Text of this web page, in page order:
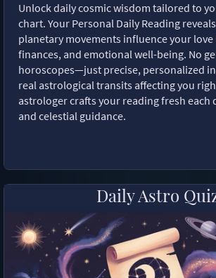
Unlock daily cosmic wisdom tailored to
chart. Your Personal Daily Reading
planetary movements influence your love
finances, and emotional well-being. No
horoscopes—just precise, personalized
real astrological transits affecting you
astrologer crafts your reading fresh each
and celestial guidance.
Daily Astro